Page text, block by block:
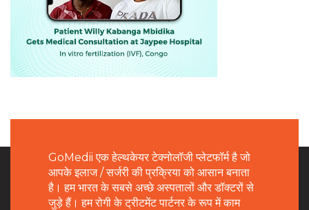
GoMedii एक हेल्थकेयर टेक्नोलॉजी प्लेटफॉर्म है जो
आपके इलाज / सर्जरी की प्रक्रिया को आसान बनाता
है। हम भारत के सबसे अच्छे अस्पतालों और डॉक्टरों से
जुड़े हैं। हम रोगी के ट्रीटमेंट पार्टनर के रूप में काम